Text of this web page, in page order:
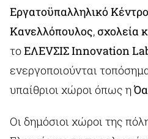
Εργατοϋπαλληλικό
Κανελλόπουλος, σχολεία
τοΕΛΕVΣΙΣ Innovation
ενεργοποιούνται
υπαίθριοι χώροι όπως η
Οι δημόσιοι χώροι της